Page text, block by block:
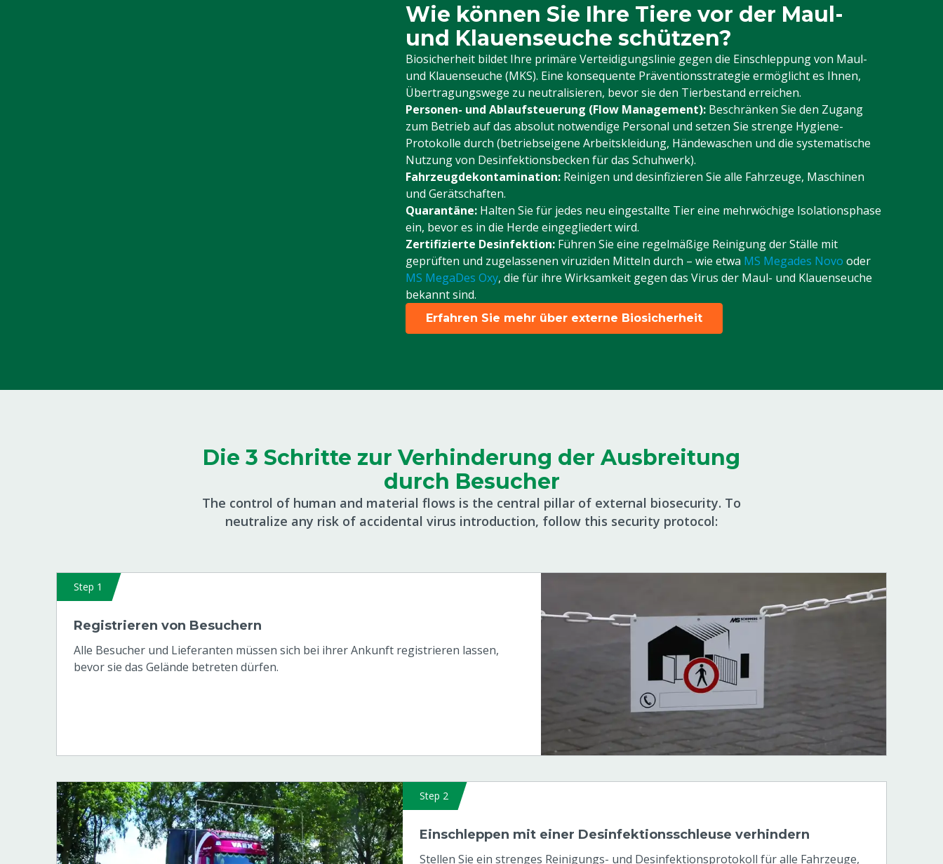
Wie können Sie Ihre Tiere vor der Maul-
und Klauenseuche schützen?
Biosicherheit bildet Ihre primäre Verteidigungslinie gegen die Einschleppung von Maul-
und Klauenseuche (MKS). Eine konsequente Präventionsstrategie ermöglicht es Ihnen,
Übertragungswege zu neutralisieren, bevor sie den Tierbestand erreichen.
Personen- und Ablaufsteuerung (Flow Management):Beschränken Sie den Zugang
zum Betrieb auf das absolut notwendige Personal und setzen Sie strenge Hygiene-
Protokolle durch (betriebseigene Arbeitskleidung, Händewaschen und die systematische
Nutzung von Desinfektionsbecken für das Schuhwerk).
Fahrzeugdekontamination:Reinigen und desinfizieren Sie alle Fahrzeuge, Maschinen
und Gerätschaften.
Quarantäne:Halten Sie für jedes neu eingestallte Tier eine mehrwöchige Isolationsphase
ein, bevor es in die Herde eingegliedert wird.
Zertifizierte Desinfektion: Führen Sie eine regelmäßige Reinigung der Ställe mit
geprüften und zugelassenen viruziden Mitteln durch – wie etwa MS Megades Novo oder
MS MegaDes Oxy, die für ihre Wirksamkeit gegen das Virus der Maul- und Klauenseuche
bekannt sind.
Erfahren Sie mehr über externe Biosicherheit
Die 3 Schritte zur Verhinderung der Ausbreitung
durch Besucher
The control of human and material flows is the central pillar of external biosecurity. To
neutralize any risk of accidental virus introduction, follow this security protocol:
Step 1
Registrieren von Besuchern
Alle Besucher und Lieferanten müssen sich bei ihrer Ankunft registrieren lassen,
bevor sie das Gelände betreten dürfen.
Step 2
Einschleppen mit einer Desinfektionsschleuse verhindern
Stellen Sie ein strenges Reinigungs- und Desinfektionsprotokoll für alle Fahrzeuge,